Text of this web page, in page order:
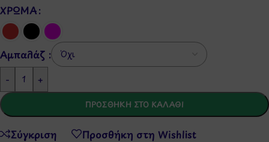
ΧΡΏΜΑ
Αμπαλάζ :
-
+
ΠΡΟΣΘΉΚΗ ΣΤΟ ΚΑΛΆΘΙ
Σύγκριση Προσθήκη στη Wishlist